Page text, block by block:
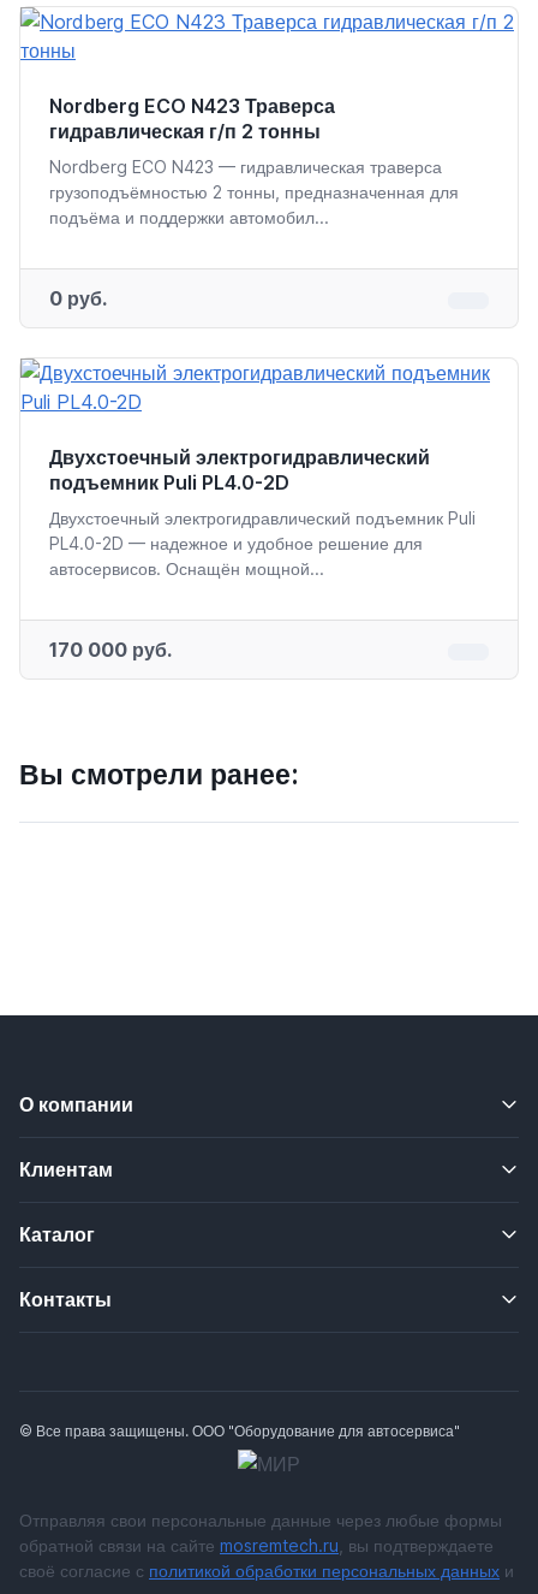
Nordberg ECO N423 Траверса
гидравлическая г/п 2 тонны
Nordberg ECO N423 — гидравлическая траверса
грузоподъёмностью 2 тонны, предназначенная для
подъёма и поддержки автомобил...
0 руб.
Двухстоечный электрогидравлический
подъемник Puli PL4.0-2D
Двухстоечный электрогидравлический подъемник Puli
PL4.0-2D — надежное и удобное решение для
автосервисов. Оснащён мощной...
170 000 руб.
Вы смотрели ранее:
О компании
Клиентам
Каталог
Контакты
© Все права защищены. ООО "Оборудование для автосервиса"
Отправляя свои персональные данные через любые формы
обратной связи на сайте mosremtech.ru , вы подтверждаете
своё согласие с политикой обработки персональных данных и